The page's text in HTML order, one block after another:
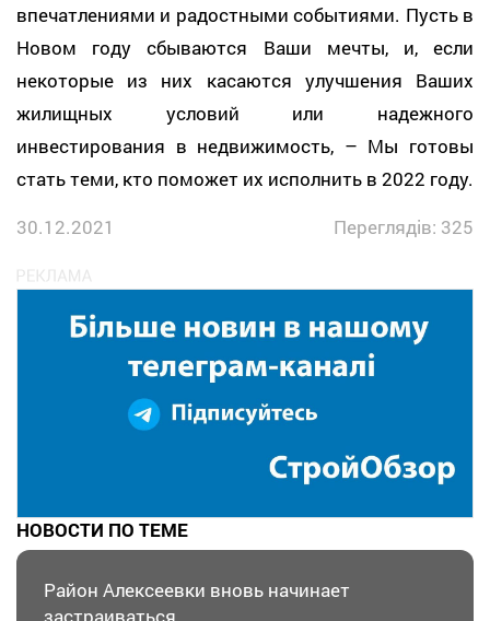
впечатлениями и радостными событиями. Пусть в
Новом году сбываются Ваши мечты, и, если
некоторые из них касаются улучшения Ваших
жилищных условий или надежного
инвестирования в недвижимость, – Мы готовы
стать теми, кто поможет их исполнить в 2022 году.
30.12.2021
Переглядів: 325
НОВОСТИ ПО ТЕМЕ
Район Алексеевки вновь начинает